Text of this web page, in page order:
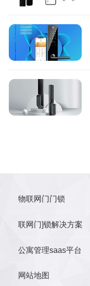
物联网门门锁
联网门]锁解决方案
公寓管理saas平台
网站地图